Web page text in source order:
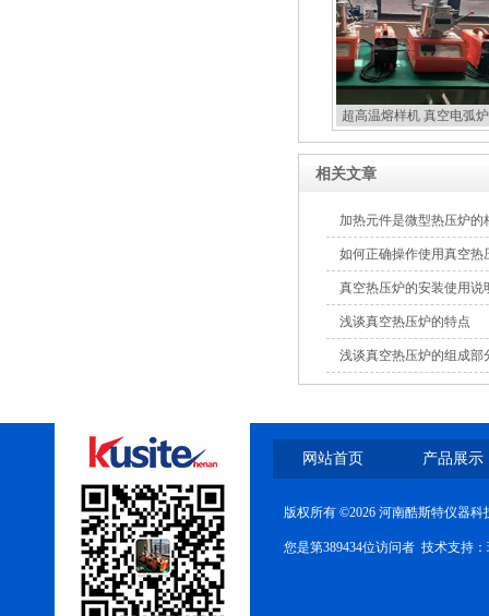
超高温熔样机 真空电弧
相关文章
加热元件是微型热压炉的
如何正确操作使用真空热
真空热压炉的安装使用说
浅谈真空热压炉的特点
浅谈真空热压炉的组成部
网站首页 产品展示
版权所有 ©2026 河南酷斯特仪器
您是第389434位访问者 技术支持：